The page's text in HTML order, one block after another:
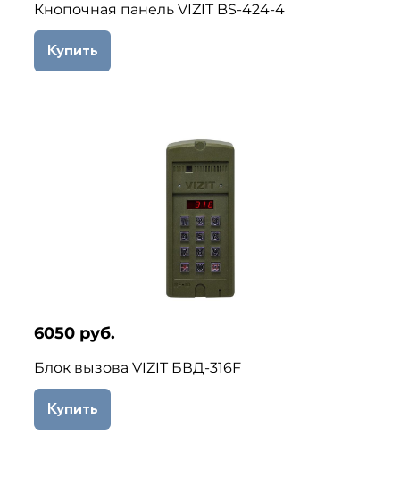
Кнопочная панель VIZIT BS-424-4
Купить
6050 руб.
Блок вызова VIZIT БВД-316F
Купить